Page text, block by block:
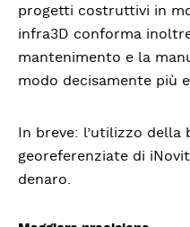
progetti costruttivi in
infra3D conforma
mantenimento e la
modo decisamente più
In breve: l’utilizzo della
georeferenziate di
denaro.